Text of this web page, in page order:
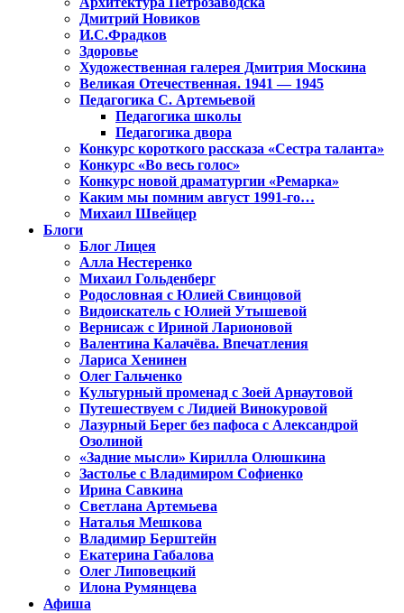
Дмитрий Новиков
И.С.Фрадков
Здоровье
Художественная галерея Дмитрия Москина
Великая Отечественная. 1941 — 1945
Педагогика С. Артемьевой
Педагогика школы
Педагогика двора
Конкурс короткого рассказа «Сестра таланта»
Конкурс «Во весь голос»
Конкурс новой драматургии «Ремарка»
Каким мы помним август 1991-го…
Михаил Швейцер
Блоги
Блог Лицея
Алла Нестеренко
Михаил Гольденберг
Родословная с Юлией Свинцовой
Видоискатель с Юлией Утышевой
Вернисаж с Ириной Ларионовой
Валентина Калачёва. Впечатления
Лариса Хенинен
Олег Гальченко
Культурный променад с Зоей Арнаутовой
Путешествуем с Лидией Винокуровой
Лазурный Берег без пафоса с Александрой
Озолиной
«Задние мысли» Кирилла Олюшкина
Застолье с Владимиром Софиенко
Ирина Савкина
Светлана Артемьева
Наталья Мешкова
Владимир Берштейн
Екатерина Габалова
Олег Липовецкий
Илона Румянцева
Афиша